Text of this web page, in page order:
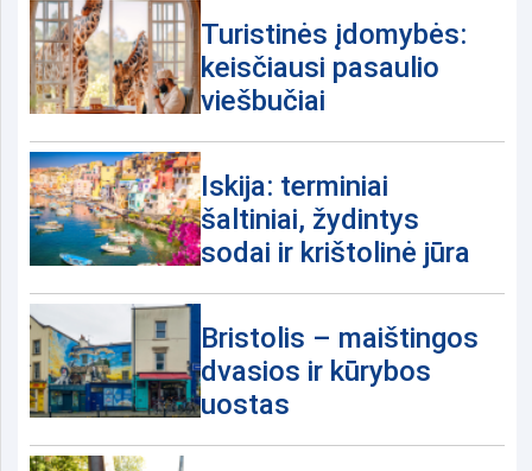
Turistinės įdomybės:
keisčiausi pasaulio
viešbučiai
Iskija: terminiai
šaltiniai, žydintys
sodai ir krištolinė jūra
Bristolis – maištingos
dvasios ir kūrybos
uostas